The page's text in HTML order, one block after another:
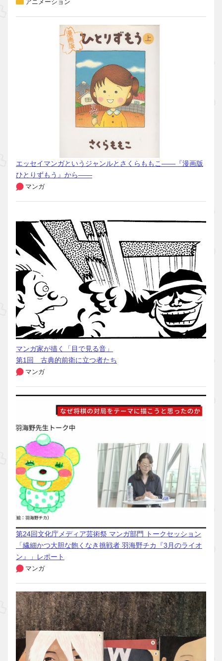
アニメーション
エッセイマンガというジャンルとさくらももこ――『漫画版
ひとりずもう』から――
マンガ
マンガ家が描く「目で見る音」
第1回 古典的前衛に立つ者たち
マンガ
第24回文化庁メディア芸術祭 マンガ部門 トークセッション
「繊細かつ大胆な飽くなき挑戦者 羽海野チカ『3月のライオ
ン』」レポート
マンガ